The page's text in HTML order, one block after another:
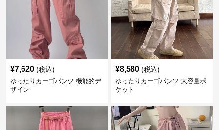
¥7,620 (税込)
ゆったりカーゴパンツ 機能的デ
ザイン
¥8,580 (税込)
ゆったりカーゴパンツ 大容量ポ
ケット